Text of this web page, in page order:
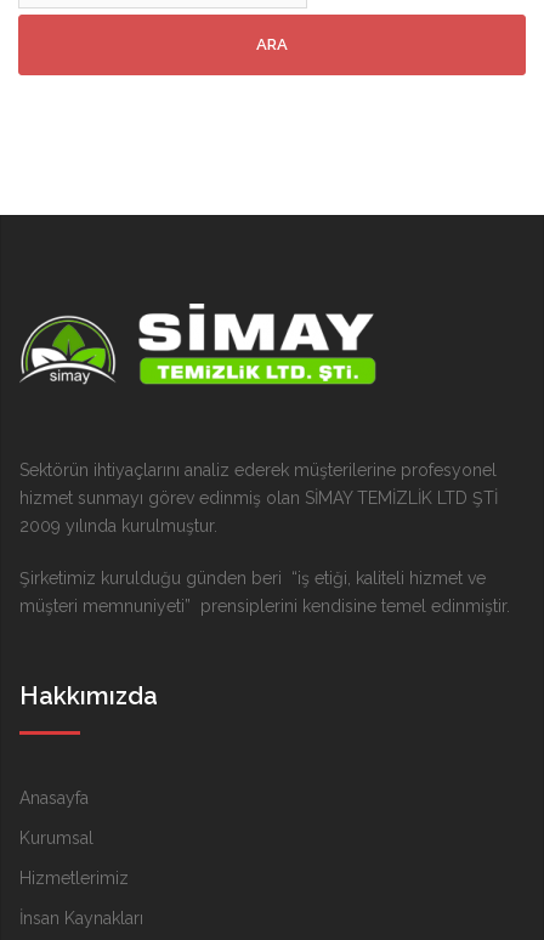
Sektörün ihtiyaçlarını analiz ederek müşterilerine profesyonel
hizmet sunmayı görev edinmiş olan SİMAY TEMİZLİK LTD ŞTİ
2009 yılında kurulmuştur.
Şirketimiz kurulduğu günden beri “iş etiği, kaliteli hizmet ve
müşteri memnuniyeti” prensiplerini kendisine temel edinmiştir.
Hakkımızda
Anasayfa
Kurumsal
Hizmetlerimiz
İnsan Kaynakları